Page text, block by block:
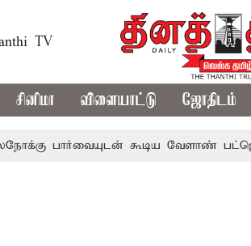
TV
சினிமா விளையாட்டு ஜோதிடம்
கூடிய வேளாண் பட்ஜெட்: